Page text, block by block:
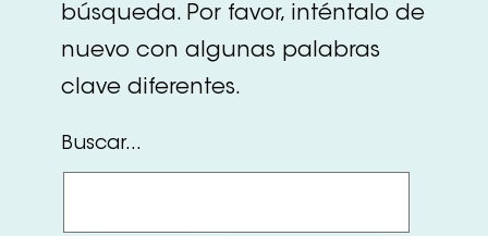
búsqueda. Por favor, inténtalo de
nuevo con algunas palabras
clave diferentes.
Buscar...